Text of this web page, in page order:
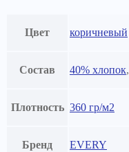
Цвет коричневый
Состав 40% хлопок,
Плотность 360 гр/м2
Бренд EVERY